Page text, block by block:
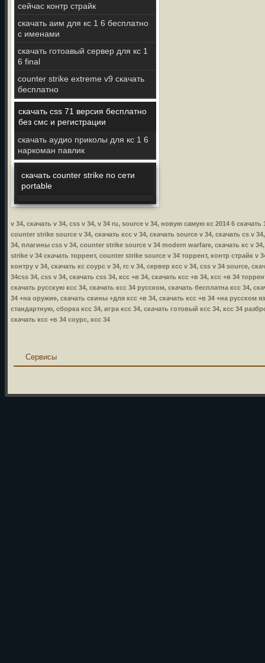
сейчас контр страйк
скачать аим для кс 1 6 бесплатно
с именами
скачать готоавый сервер для кс 1
6 final
counter strike extreme v9 скачать
бесплатно
скачать css 71 версия бесплатно
без смс и регистрации
скачать аудио приколы для кс 1 6
наркоман павлик
скачать counter strike по сети
portable
v 34, скачать v 34, css v 34, v 34 ru, source v 34, новую самую кс 2014 6
counter strike source v 34, скачать ксс v 34, скачать source v 34, скачать cs v
34, плагины css v 34, counter strike source v 34 modern warfare, скачать кс v
strike v 34 скачать торрент, counter strike source v 34 торрент, контр страйк v
контру v 34, скачать кс соурс v 34, rc v 34, сервер ксс v 34, css v 34 source,
34css 34, css v 34, скачать css 34, ксс +в 34, скачать ксс +в 34, ксс +в 34
скачать русскую ксс 34, скачать ксс 34 русском, скачать бесплатна ксс 34,
34 +на оружие, скачать скины +для ксс +в 34, скачать ксс +в 34 +на русском
стандартную, сборка ксс 34, игра ксс 34, скачать готовый ксс 34, ксс 34
скачать ксс +в 34 соурс, ксс 34
Сервисы